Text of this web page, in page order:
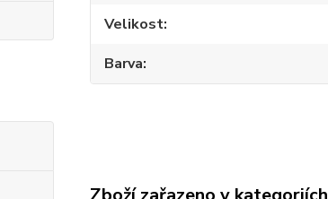
Velikost
Barva